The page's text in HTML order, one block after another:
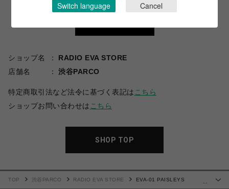
ショップ名
RADIO EVA STORE
店舗名
渋谷PARCO
特定商取引法など法令に基づく表記は こちら
ショップお問い合わせは こちら
SHOP TOP
TOP 渋谷PARCO RADIO EVA STORE
EVA-01 PAISLEYS
Switch language Cancel